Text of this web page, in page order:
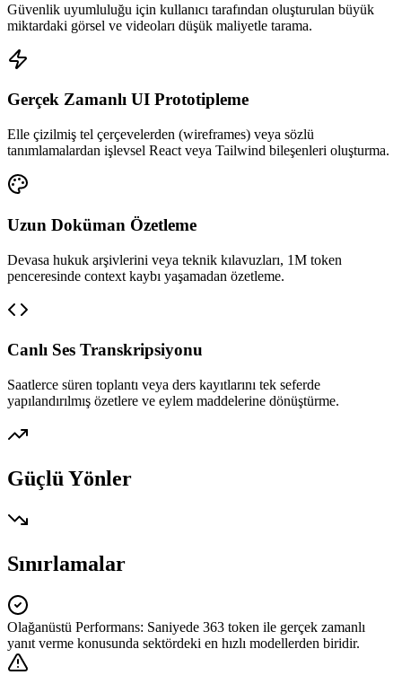
Güvenlik uyumluluğu için kullanıcı tarafından oluşturulan büyük
miktardaki görsel ve videoları düşük maliyetle tarama.
Gerçek Zamanlı UI Prototipleme
Elle çizilmiş tel çerçevelerden (wireframes) veya sözlü
tanımlamalardan işlevsel React veya Tailwind bileşenleri oluşturma.
Uzun Doküman Özetleme
Devasa hukuk arşivlerini veya teknik kılavuzları, 1M token
penceresinde context kaybı yaşamadan özetleme.
Canlı Ses Transkripsiyonu
Saatlerce süren toplantı veya ders kayıtlarını tek seferde
yapılandırılmış özetlere ve eylem maddelerine dönüştürme.
Güçlü Yönler
Sınırlamalar
Olağanüstü Performans: Saniyede 363 token ile gerçek zamanlı
yanıt verme konusunda sektördeki en hızlı modellerden biridir.